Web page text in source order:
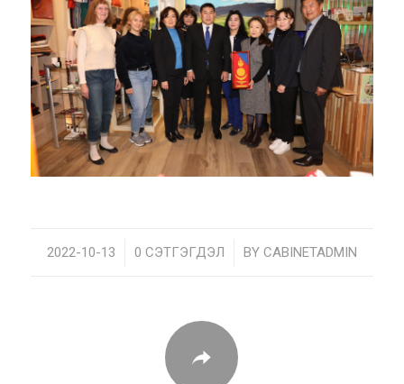
2022-10-13
/ 0 СЭТГЭГДЭЛ
/ BY CABINETADMIN